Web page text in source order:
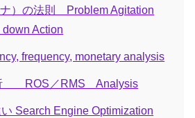
）の法則 Problem Agitation
Action
frequency, monetary analysis
ROS／RMS Analysis
Search Engine Optimization